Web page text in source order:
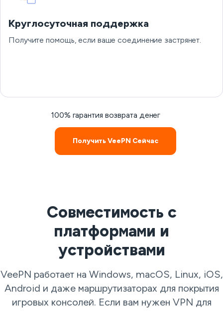
Круглосуточная поддержка
Получите помощь, если ваше соединение застрянет.
100% гарантия возврата денег
Получить VeePN Сейчас
Совместимость с
платформами и
устройствами
VeePN работает на Windows, macOS, Linux, iOS,
Android и даже маршрутизаторах для покрытия
игровых консолей. Если вам нужен VPN для